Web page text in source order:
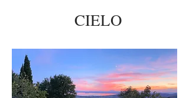
CIELO